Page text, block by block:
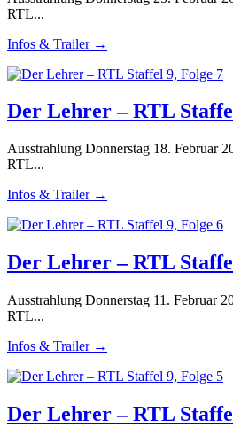
RTL...
Infos & Trailer →
Der Lehrer – RTL
Ausstrahlung Donnerstag 18. Februar
RTL...
Infos & Trailer →
Der Lehrer – RTL
Ausstrahlung Donnerstag 11. Februar
RTL...
Infos & Trailer →
Der Lehrer – RTL